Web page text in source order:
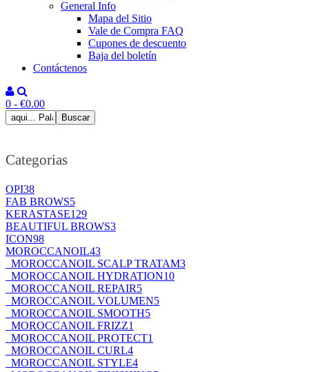
General Info
Mapa del Sitio
Vale de Compra FAQ
Cupones de descuento
Baja del boletín
Contáctenos
0 - €0.00
Categorias
OPI38
FAB BROWS5
KERASTASE129
BEAUTIFUL BROWS3
ICON98
MOROCCANOIL43
MOROCCANOIL SCALP TRATAM3
MOROCCANOIL HYDRATION10
MOROCCANOIL REPAIR5
MOROCCANOIL VOLUMEN5
MOROCCANOIL SMOOTH5
MOROCCANOIL FRIZZ1
MOROCCANOIL PROTECT1
MOROCCANOIL CURL4
MOROCCANOIL STYLE4